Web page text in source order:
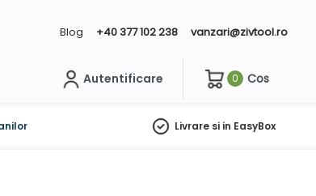
Blog +40 377 102 238 vanzari@zivtool.ro
Autentificare 0 Cos
Livrare si in EasyBox